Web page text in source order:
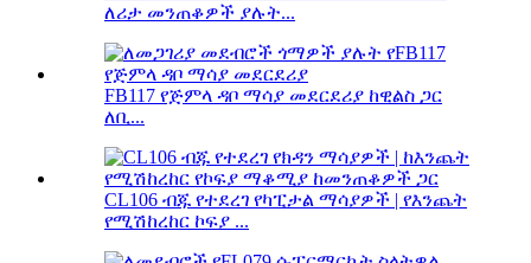
ለሪታ መንጠቆዎች ያሉት...
FB117 የጅምላ ዳቦ ማሳያ መደርደሪያ ከዊልስ ጋር
ለቢ...
CL106 ብጁ የተደረገ የካፒታል ማሳያዎች | የእንጨት
የሚሽከረከር ኮፍያ ...